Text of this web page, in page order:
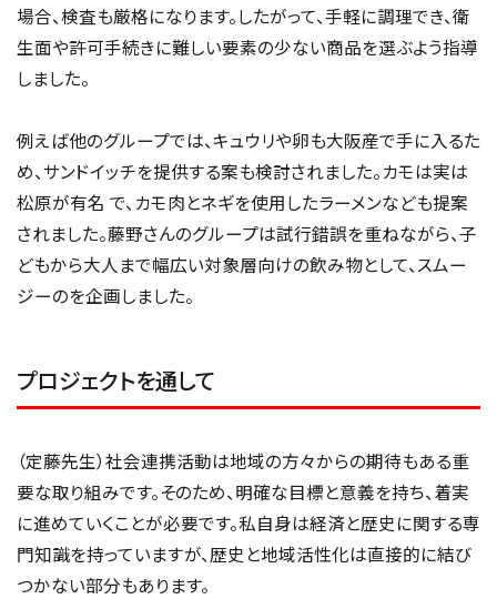
場合、検査も厳格になります。したがって、手軽に調理でき、衛
生面や許可手続きに難しい要素の少ない商品を選ぶよう指導
しました。
例えば他のグループでは、キュウリや卵も大阪産で手に入るた
め、サンドイッチを提供する案も検討されました。カモは実は
松原が有名 で、カモ肉とネギを使用したラーメンなども提案
されました。藤野さんのグループは試行錯誤を重ねながら、子
どもから大人まで幅広い対象層向けの飲み物として、スムー
ジーのを企画しました。
プロジェクトを通して
（定藤先生）社会連携活動は地域の方々からの期待もある重
要な取り組みです。そのため、明確な目標と意義を持ち、着実
に進めていくことが必要です。私自身は経済と歴史に関する専
門知識を持っていますが、歴史と地域活性化は直接的に結び
つかない部分もあります。